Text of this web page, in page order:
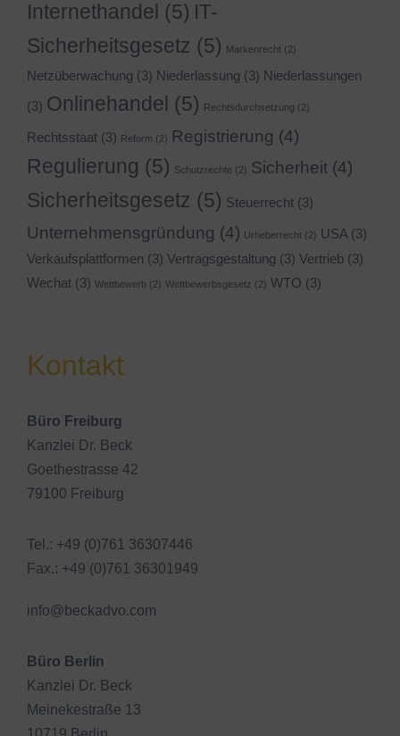
Internethandel (5) IT-
Sicherheitsgesetz (5) Markenrecht (2)
Netzüberwachung (3) Niederlassung (3) Niederlassungen
(3) Onlinehandel (5) Rechtsdurchsetzung (2)
Rechtsstaat (3) Reform (2) Registrierung (4)
Regulierung (5) Schutzrechte (2) Sicherheit (4)
Sicherheitsgesetz (5) Steuerrecht (3)
Unternehmensgründung (4) Urheberrecht (2) USA (3)
Verkaufsplattformen (3) Vertragsgestaltung (3) Vertrieb (3)
Wechat (3) Wettbewerb (2) Wettbewerbsgesetz (2) WTO (3)
Kontakt
Büro Freiburg
Kanzlei Dr. Beck
Goethestrasse 42
79100 Freiburg
Tel.: +49 (0)761 36307446
Fax.: +49 (0)761 36301949
info@beckadvo.com
Büro Berlin
Kanzlei Dr. Beck
Meinekestraße 13